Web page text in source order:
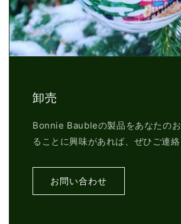
卸売
Bonnie Baubleの製品をあなたの
ることに興味があれば、ぜひご連絡
お問い合わせ